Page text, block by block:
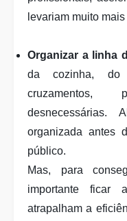
levariam muito
Organizar a linha
da cozinha, do
cruzamentos,
organizada antes
público.
Mas, para
importante ficar
atrapalham a